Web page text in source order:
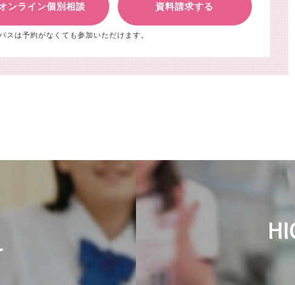
ンライン個別相談 資料請求する
スは予約がなくても参加いただけます。